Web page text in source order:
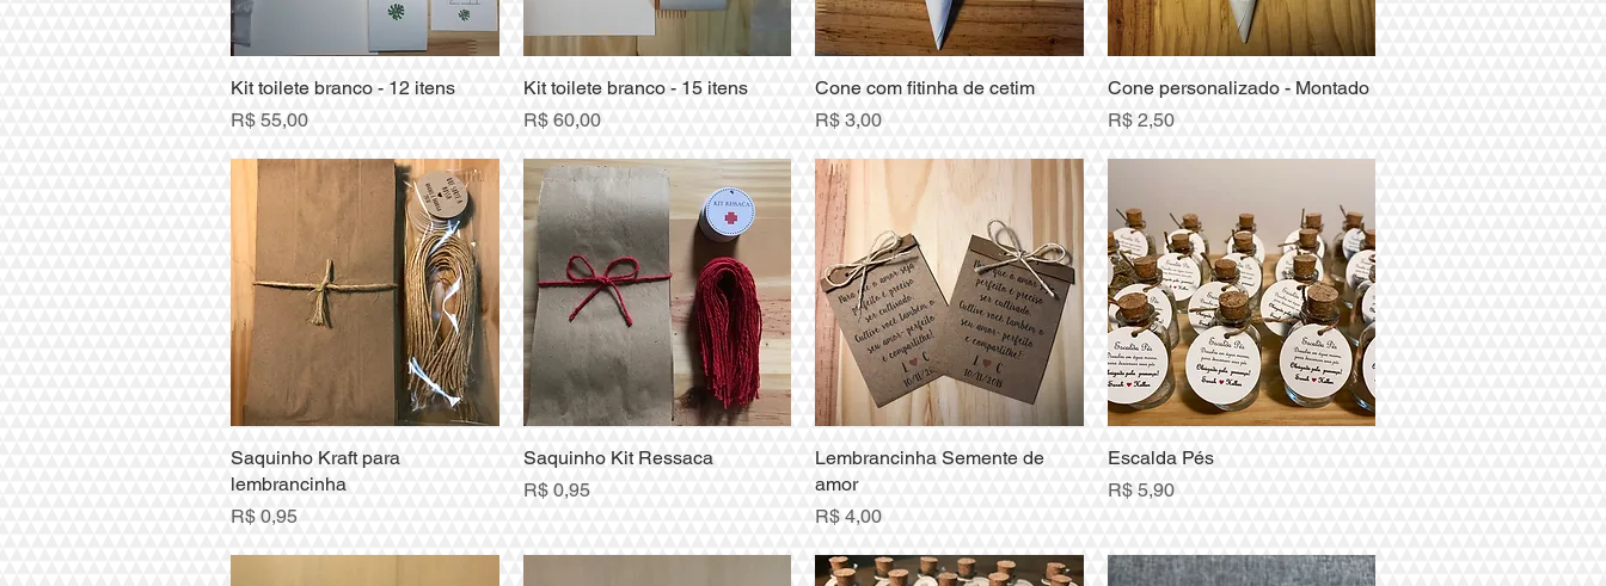
Visualização rápida
Kit toilete branco - 12 itens
Preço
R$ 55,00
Visualização rápida
Kit toilete branco - 15 itens
Preço
R$ 60,00
Visualização rápida
Cone com fitinha de cetim
Preço
R$ 3,00
Visualização rápida
Cone personalizado - Montado
Preço
R$ 2,50
Visualização rápida
Saquinho Kraft para
lembrancinha
Preço
R$ 0,95
Visualização rápida
Saquinho Kit Ressaca
Preço
R$ 0,95
Visualização rápida
Lembrancinha Semente de
amor
Preço
R$ 4,00
Visualização rápida
Escalda Pés
Preço
R$ 5,90